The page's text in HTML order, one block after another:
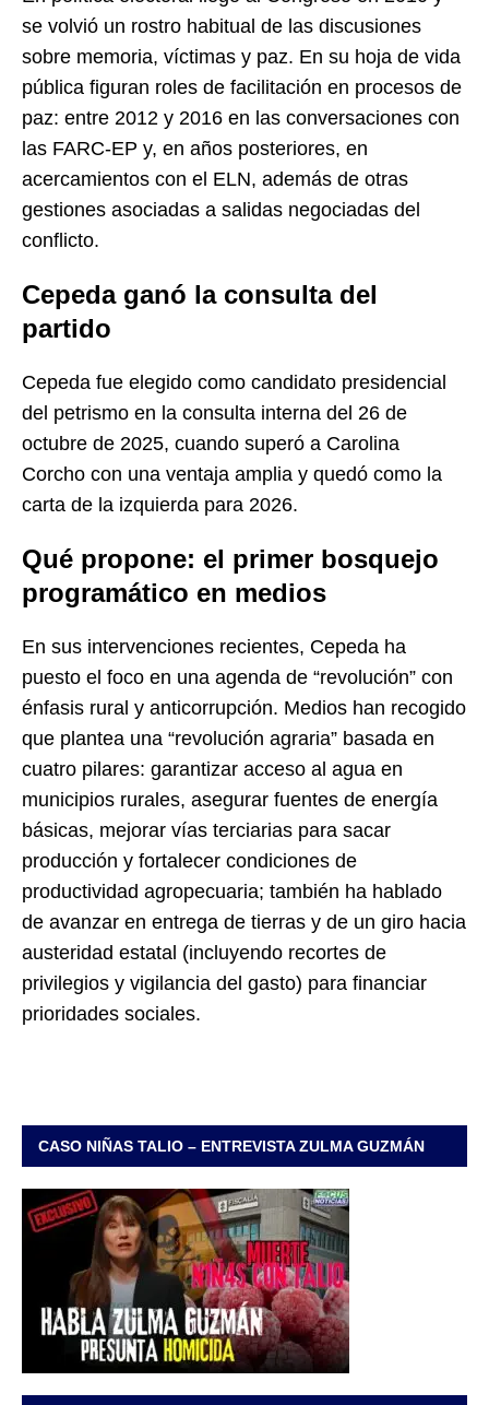
se volvió un rostro habitual de las discusiones
sobre memoria, víctimas y paz. En su hoja de vida
pública figuran roles de facilitación en procesos de
paz: entre 2012 y 2016 en las conversaciones con
las FARC-EP y, en años posteriores, en
acercamientos con el ELN, además de otras
gestiones asociadas a salidas negociadas del
conflicto.
Cepeda ganó la consulta del
partido
Cepeda fue elegido como candidato presidencial
del petrismo en la consulta interna del 26 de
octubre de 2025, cuando superó a Carolina
Corcho con una ventaja amplia y quedó como la
carta de la izquierda para 2026.
Qué propone: el primer bosquejo
programático en medios
En sus intervenciones recientes, Cepeda ha
puesto el foco en una agenda de “revolución” con
énfasis rural y anticorrupción. Medios han recogido
que plantea una “revolución agraria” basada en
cuatro pilares: garantizar acceso al agua en
municipios rurales, asegurar fuentes de energía
básicas, mejorar vías terciarias para sacar
producción y fortalecer condiciones de
productividad agropecuaria; también ha hablado
de avanzar en entrega de tierras y de un giro hacia
austeridad estatal (incluyendo recortes de
privilegios y vigilancia del gasto) para financiar
prioridades sociales.
CASO NIÑAS TALIO – ENTREVISTA ZULMA GUZMÁN